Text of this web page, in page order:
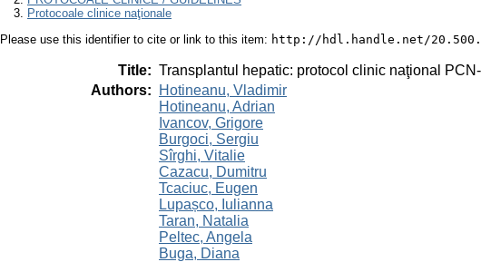
Protocoale clinice naţionale
Please use this identifier to cite or link to this item: http://hdl.handle.net/
Title: Transplantul hepatic: protocol clinic naţional
Authors:
Hotineanu, Vladimir
Hotineanu, Adrian
Ivancov, Grigore
Burgoci, Sergiu
Sîrghi, Vitalie
Cazacu, Dumitru
Tcaciuc, Eugen
Lupașco, Iulianna
Taran, Natalia
Peltec, Angela
Buga, Diana